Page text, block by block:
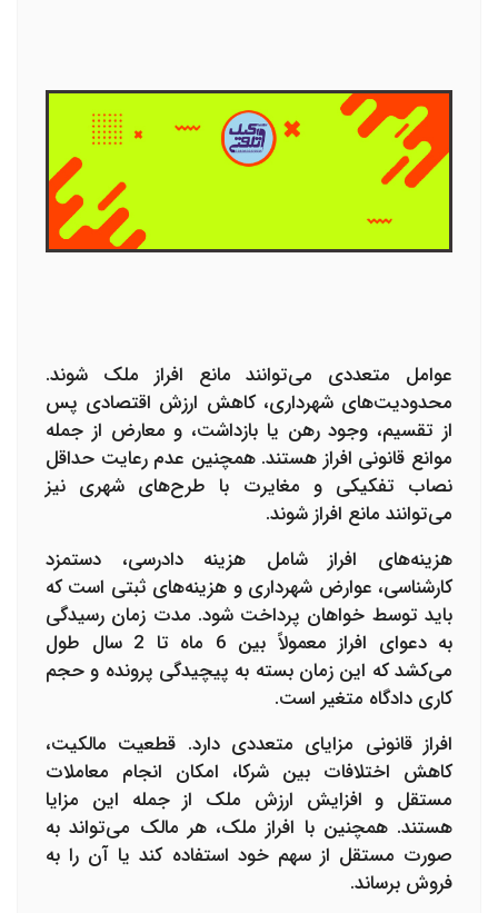
عوامل متعددی می‌توانند مانع افراز ملک شوند.
محدودیت‌های شهرداری، کاهش ارزش اقتصادی پس
از تقسیم، وجود رهن یا بازداشت، و معارض از جمله
موانع قانونی افراز هستند. همچنین عدم رعایت حداقل
نصاب تفکیکی و مغایرت با طرح‌های شهری نیز
می‌توانند مانع افراز شوند.
هزینه‌های افراز شامل هزینه دادرسی، دستمزد
کارشناسی، عوارض شهرداری و هزینه‌های ثبتی است که
باید توسط خواهان پرداخت شود. مدت زمان رسیدگی
به دعوای افراز معمولاً بین 6 ماه تا 2 سال طول
می‌کشد که این زمان بسته به پیچیدگی پرونده و حجم
کاری دادگاه متغیر است.
افراز قانونی مزایای متعددی دارد. قطعیت مالکیت،
کاهش اختلافات بین شرکا، امکان انجام معاملات
مستقل و افزایش ارزش ملک از جمله این مزایا
هستند. همچنین با افراز ملک، هر مالک می‌تواند به
صورت مستقل از سهم خود استفاده کند یا آن را به
فروش برساند.